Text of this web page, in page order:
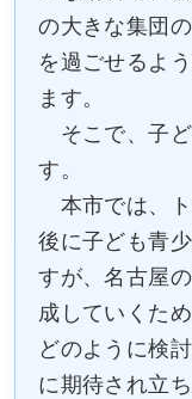
の大きな集団
を過ごせるよ
ます。
そこで、子
す。
本市では、
後に子ども青
すが、名古屋
成していくた
どのように検
に期待され立